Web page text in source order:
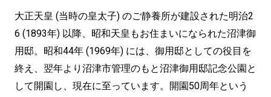
大正天皇 (当時の皇太子) のご静養所が建設された明治2
6 (1893年) 以降、昭和天皇もお住まいになられた沼津御
用邸。昭和44年 (1969年) には、御用邸としての役目を
終え、翌年より沼津市管理のもと沼津御用邸記念公園と
して開園し、現在に至っています。開園50周年という